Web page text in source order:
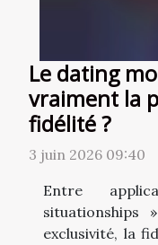
Le dating
vraiment la
fidélité ?
3 juin 2026 09:40
Entre
situationships
exclusivité, la